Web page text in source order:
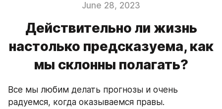
June 28, 2023
Действительно ли жизнь
настолько предсказуема, как
мы склонны полагать?
Все мы любим делать прогнозы и очень
радуемся, когда оказываемся правы.